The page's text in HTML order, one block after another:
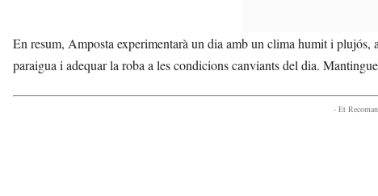
En resum, Amposta experimentarà un dia amb un clima humit i plujós,
paraigua i adequar la roba a les condicions canviants del dia.
- Et